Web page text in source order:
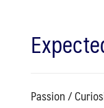
Passion /